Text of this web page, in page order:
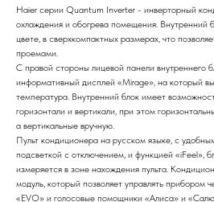
Haier серии Quantum Inverter - инверторный
охлаждения и обогрева помещения. Внутренний
цвете, в сверхкомпактных размерах, что
проемами.
С правой стороны лицевой панели внутреннего
информативный дисплей «Mirage», на который
температура. Внутренний блок имеет
горизонтали и вертикали, при этом
а вертикальные вручную.
Пульт кондиционера на русском языке, с
подсветкой с отключением, и функцией «iFeel»,
измеряется в зоне нахождения пульта.
модуль, который позволяет управлять прибором
«EVO» и голосовые помощники «Алиса» и